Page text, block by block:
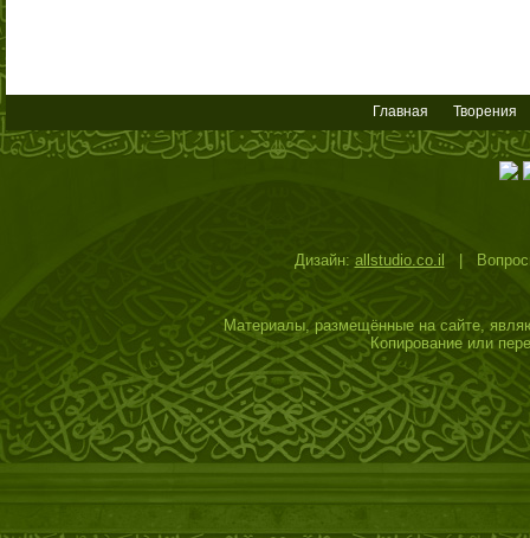
Главная Творения
Дизайн: allstudio.co.il |
Материалы, размещённые на сайте,
Копирование или